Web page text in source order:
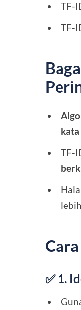
TF-
TF-
TF-
✅ 1.